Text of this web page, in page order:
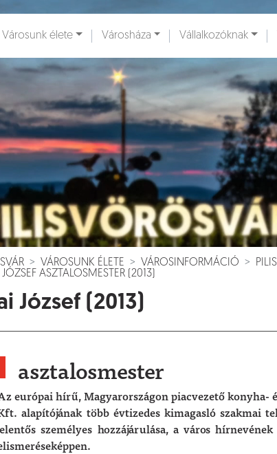
Városunk élete Városháza Vállalkozóknak
VÁROSUNK ÉLETE VÁROSINFORMÁCIÓ
ASZTALOSMESTER (2013)
József (2013)
asztalosmester
európai hírű, Magyarországon piacvezető konyha-
alapítójának több évtizedes kimagasló szakmai
személyes hozzájárulása, a város
[] Dokumentumok [